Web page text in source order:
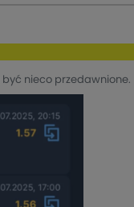
nieco przedawnione.